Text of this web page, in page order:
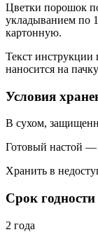
Цветки порошок
укладыванием по
картонную.
Текст
наносится на
Условия
В сухом,
Готовый настой —
Хранить в
Срок годности
2 года